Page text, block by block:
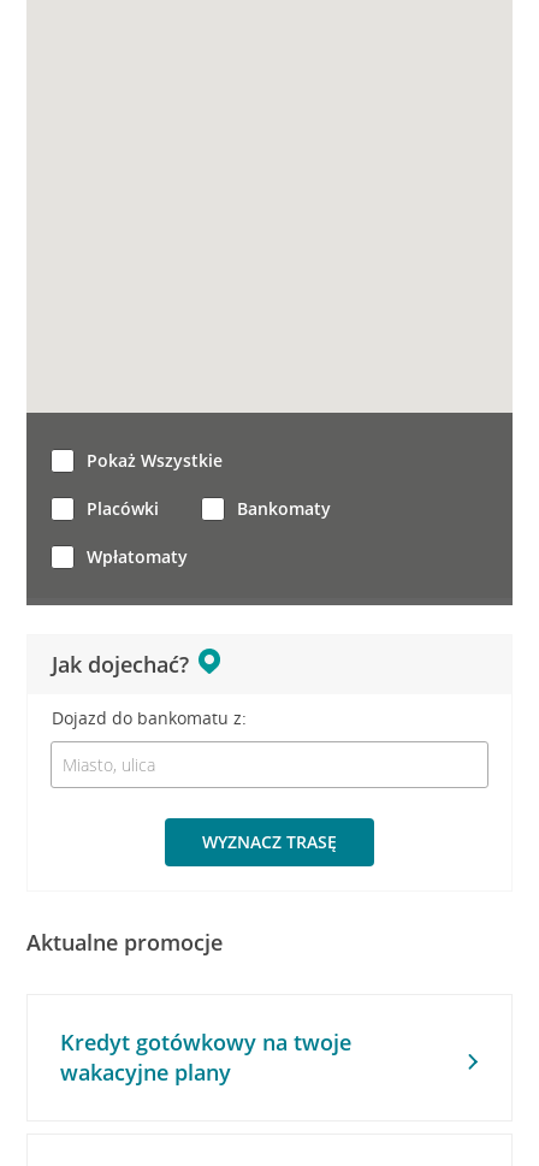
Jak dojechać?
Dojazd do bankomatu z:
WYZNACZ TRASĘ
Pokaż Wszystkie
Placówki Bankomaty
Wpłatomaty
Aktualne promocje
Kredyt gotówkowy na twoje
wakacyjne plany